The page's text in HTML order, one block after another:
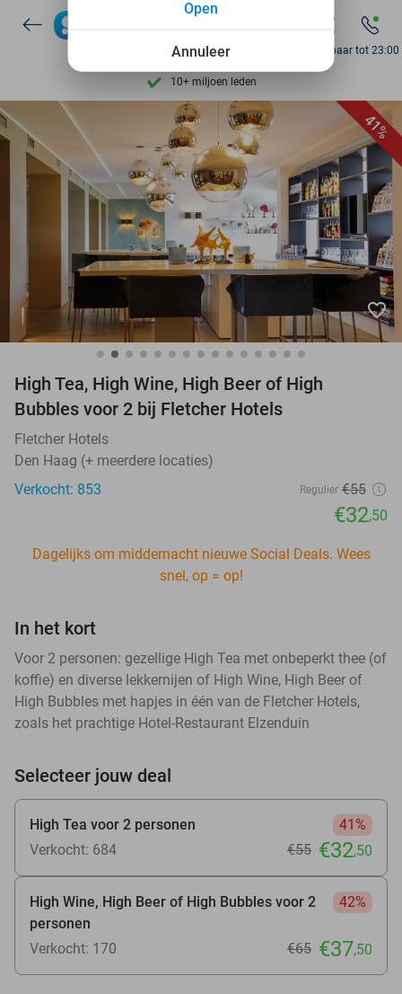
Ontdek 15.000+ deals
7 dagen per week beschikbaar
10+ miljoen leden
9,4 op basis van 206.441 reviews
Ontdek 15.000+ deals
7 dagen per week beschikbaar
10+ miljoen leden
Bereikbaar tot 23:00
41%
favorite_border
High Tea, High Wine, High Beer of High
Bubbles voor 2 bij Fletcher Hotels
Fletcher Hotels
Den Haag (+ meerdere locaties)
Verkocht: 853
Regulier €55
€32,50
Dagelijks om middernacht nieuwe Social Deals. Wees
snel, op = op!
In het kort
Voor 2 personen: gezellige High Tea met onbeperkt thee (of
koffie) en diverse lekkernijen of High Wine, High Beer of
High Bubbles met hapjes in één van de Fletcher Hotels,
zoals het prachtige Hotel-Restaurant Elzenduin
Selecteer jouw deal
High Tea voor 2 personen
41%
Verkocht: 684
€55 €32,50
High Wine, High Beer of High Bubbles voor 2
personen
42%
Verkocht: 170 €65 €37,50
Annuleer
Open